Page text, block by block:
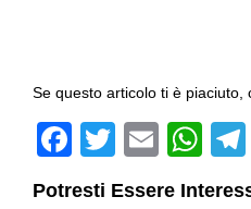
Se questo articolo ti è piaciuto,
F
T
wi
E
m
W
Potresti Essere